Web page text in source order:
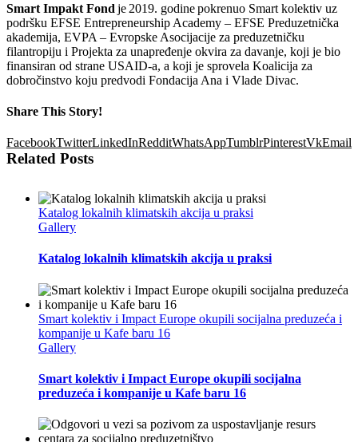
Smart Impakt Fond je 2019. godine pokrenuo Smart kolektiv uz
podršku EFSE Entrepreneurship Academy – EFSE Preduzetnička
akademija, EVPA – Evropske Asocijacije za preduzetničku
filantropiju i Projekta za unapređenje okvira za davanje, koji je bio
finansiran od strane USAID-a, a koji je sprovela Koalicija za
dobročinstvo koju predvodi Fondacija Ana i Vlade Divac.
Share This Story!
FacebookTwitterLinkedInRedditWhatsAppTumblrPinterestVkEmail
Related Posts
Katalog lokalnih klimatskih akcija u praksi
Gallery
Katalog lokalnih klimatskih akcija u praksi
Smart kolektiv i Impact Europe okupili socijalna preduzeća i
kompanije u Kafe baru 16
Gallery
Smart kolektiv i Impact Europe okupili socijalna
preduzeća i kompanije u Kafe baru 16